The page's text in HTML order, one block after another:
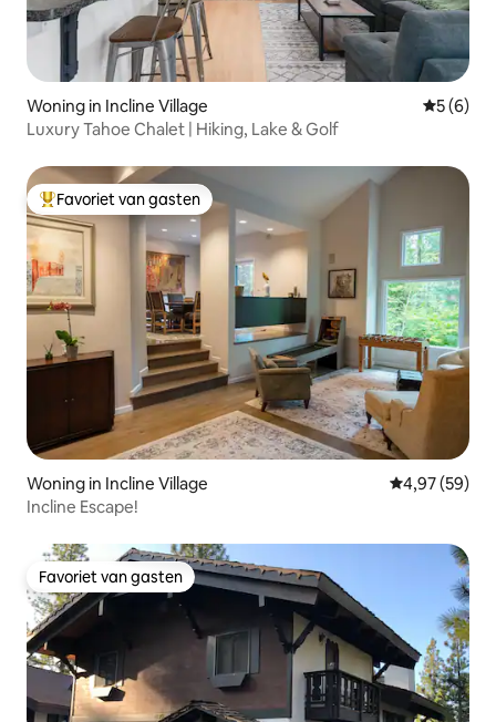
Woning in Incline Village
5 (6)
Luxury Tahoe Chalet | Hiking, Lake & Golf
Topfavoriet van gasten
Favoriet van gasten
Woning in Incline Village Gemiddelde
4,97 (59)
Incline Escape!
Favoriet van gasten
Favoriet van gasten